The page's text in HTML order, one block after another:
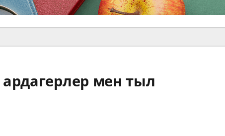
мен тыл